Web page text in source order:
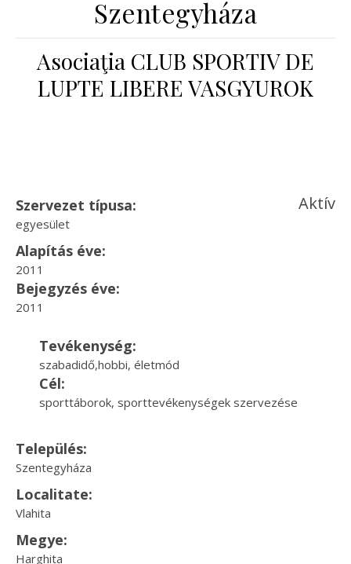
Szentegyháza
Asociaţia CLUB SPORTIV DE
LUPTE LIBERE VASGYUROK
Szervezet típusa:
egyesület
Aktív
Alapítás éve:
2011
Bejegyzés éve:
2011
Tevékenység:
szabadidő,hobbi, életmód
Cél:
sporttáborok, sporttevékenységek szervezése
Település:
Szentegyháza
Localitate:
Vlahita
Megye:
Harghita